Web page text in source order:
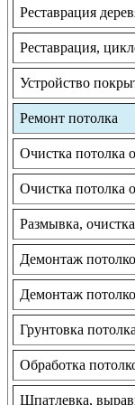
Реставрация
Реставрация,
Устройство
Ремонт потолка
Очистка потолка
Очистка потолка
Размывка,
Демонтаж
Демонтаж
Грунтовка
Обработка
Шпатлевка,